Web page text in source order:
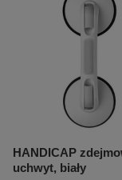
HANDICAP
uchwyt, biały